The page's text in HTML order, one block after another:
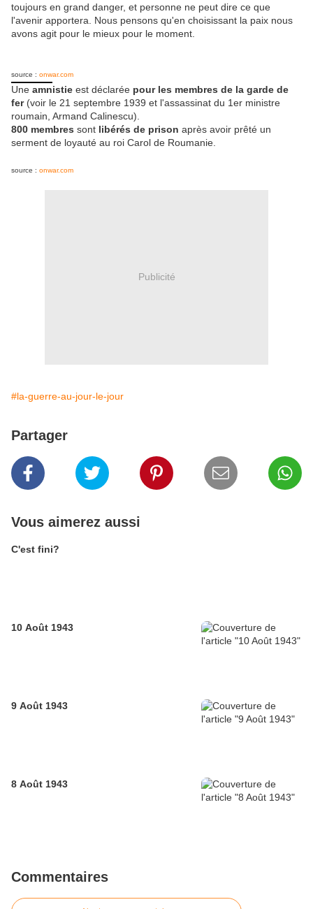
toujours en grand danger, et personne ne peut dire ce que
l'avenir apportera. Nous pensons qu'en choisissant la paix nous
avons agit pour le mieux pour le moment.
source : onwar.com
Une amnistie est déclarée pour les membres de la garde de
fer(voir le 21 septembre 1939 et l'assassinat du 1er ministre
roumain, Armand Calinescu).
800 membres sont libérés de prison après avoir prêté un
serment de loyauté au roi Carol de Roumanie.
source : onwar.com
Publicité
#la-guerre-au-jour-le-jour
Partager
Vous aimerez aussi
C'est fini?
10 Août 1943
9 Août 1943
8 Août 1943
Commentaires